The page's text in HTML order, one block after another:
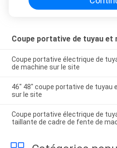
Coupe portative de tuyau et
Coupe portative électrique de
de machine sur le site
46" 48" coupe portative de tuyau
sur le site
Coupe portative électrique de
taillante de cadre de fente de